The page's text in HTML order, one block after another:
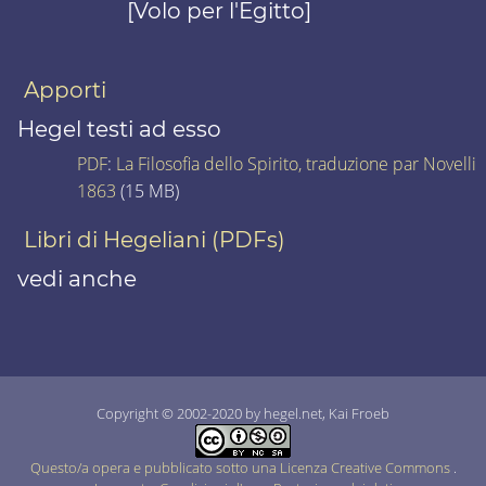
[Volo per l'Egitto]
Apporti
Hegel testi ad esso
PDF: La Filosofia dello Spirito, traduzione par Novelli
1863 (15 MB)
Libri di Hegeliani (PDFs)
vedi anche
Copyright © 2002-2020 by hegel.net, Kai Froeb
Questo/a opera e pubblicato sotto una Licenza Creative Commons .